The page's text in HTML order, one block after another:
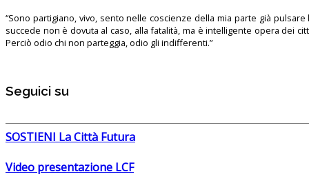
“Sono partigiano, vivo, sento nelle coscienze della mia parte già pulsare
succede non è dovuta al caso, alla fatalità, ma è intelligente opera dei
Perciò odio chi non parteggia, odio gli indifferenti.”
Seguici su
SOSTIENI La Città Futura
Video presentazione LCF